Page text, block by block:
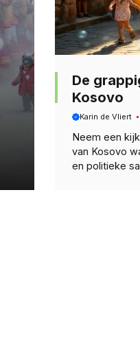
De
Kosovo
Karin de Vliert
Neem een
van Kosovo
en politieke